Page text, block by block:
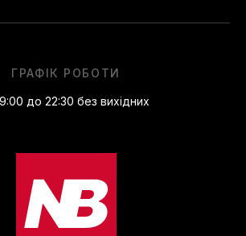
ГРАФІК РОБОТИ
до 22:30 без вихідних